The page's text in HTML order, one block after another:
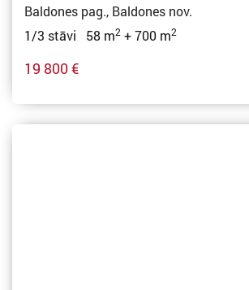
Baldones pag., Baldones nov.
1/3 stāvi 58 m2 + 700 m2
19 800 €